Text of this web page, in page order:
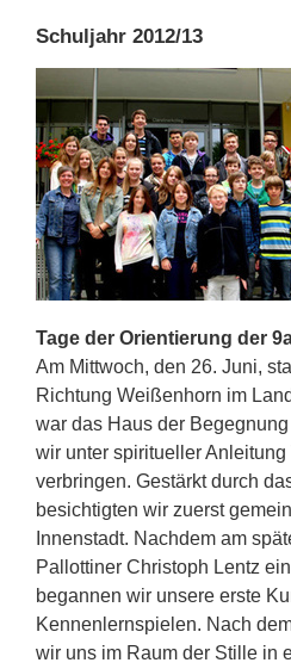
Schuljahr 2012/13
Tage der Orientierung der
Am Mittwoch, den 26. Juni,
Richtung Weißenhorn im
war das Haus der
wir unter spiritueller
verbringen. Gestärkt durch
besichtigten wir zuerst
Innenstadt. Nachdem am
Pallottiner Christoph Lentz
begannen wir unsere erste
Kennenlernspielen. Nach
wir uns im Raum der Stille in